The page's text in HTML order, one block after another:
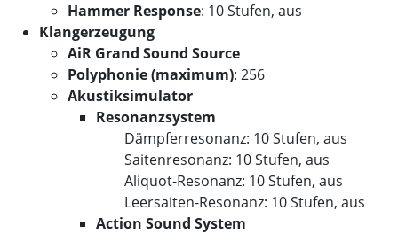
Hammer Response: 10 Stufen, aus
Klangerzeugung
AiR Grand Sound Source
Polyphonie (maximum): 256
Akustiksimulator
Resonanzsystem
Dämpferresonanz: 10 Stufen, aus
Saitenresonanz: 10 Stufen, aus
Aliquot-Resonanz: 10 Stufen, aus
Leersaiten-Resonanz: 10 Stufen, aus
Action Sound System